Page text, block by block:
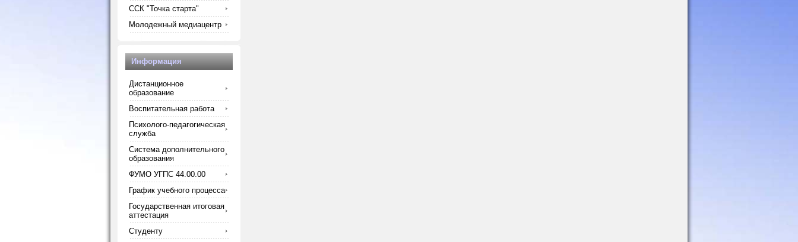
ССК "Точка старта"
Молодежный медиацентр
Информация
Дистанционное
образование
Воспитательная работа
Психолого-педагогическая
служба
Система дополнительного
образования
ФУМО УГПС 44.00.00
График учебного процесса
Государственная итоговая
аттестация
Студенту